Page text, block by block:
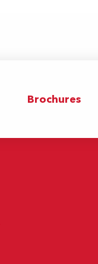
Brochures